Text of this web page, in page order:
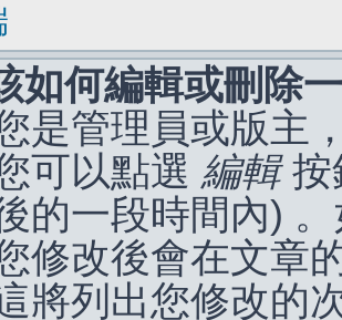
如何編輯或刪除
是管理員或版主
可以點選 編輯按
的一段時間內)
修改後會在文章
將列出您修改的